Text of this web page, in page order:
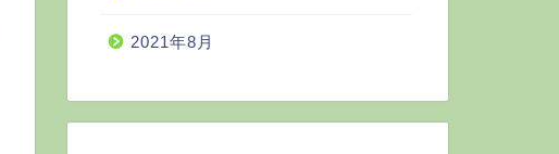
2021年8月